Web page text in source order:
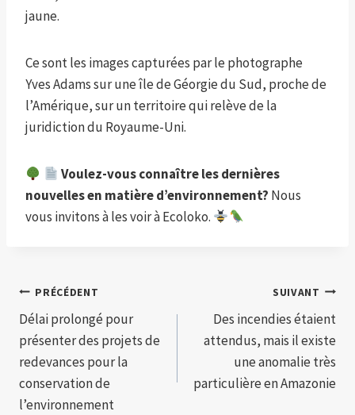
jaune.
Ce sont les images capturées par le photographe
Yves Adams sur une île de Géorgie du Sud, proche de
l’Amérique, sur un territoire qui relève de la
juridiction du Royaume-Uni.
Voulez-vous connaître les dernières
nouvelles en matière d’environnement? Nous
vous invitons à les voir à Ecoloko.
Navigation
de
l’article
PRÉCÉDENT
Délai prolongé pour
présenter des projets de
redevances pour la
conservation de
l’environnement
SUIVANT
Des incendies étaient
attendus, mais il existe
une anomalie très
particulière en Amazonie